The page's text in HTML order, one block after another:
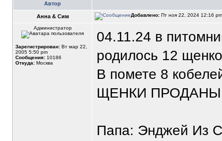
Автор
Анна & Сим Добавлено: Пт ноя 22, 2024 12:16
Администратор
Зарегистрирован: Вт мар 22,
2005 5:50 pm
Сообщения: 10186
Откуда: Москва
04.11.24 в
родилось 12
В помете 8
ЩЕНКИ
Папа: Энджей Из